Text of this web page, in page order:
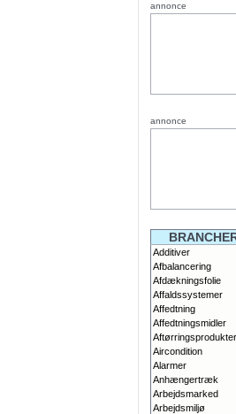
annonce
annonce
Additiver
Afbalancering
Afdækningsfolie
Affaldssystemer
Affedtning
Affedtningsmidler
Aftørringsprodukter
Aircondition
Alarmer
Anhængertræk
Arbejdsmarked
Arbejdsmiljø